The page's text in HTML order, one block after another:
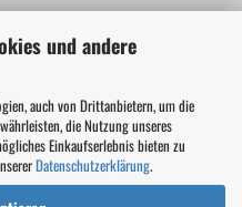
und andere
auch von Drittanbietern, um die
die Nutzung unseres
Einkaufserlebnis bieten zu
Datenschutzerklärung.